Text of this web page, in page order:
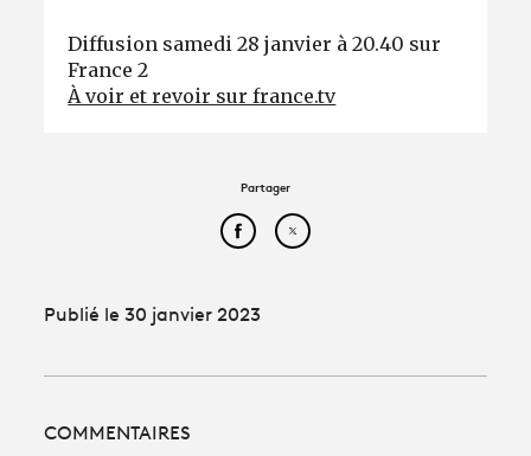
Diffusion samedi 28 janvier à 20.40 sur
France 2
À voir et revoir sur france.tv
Partager
Partager cet article sur
Partager cet article sur
Publié le 30 janvier 2023
COMMENTAIRES